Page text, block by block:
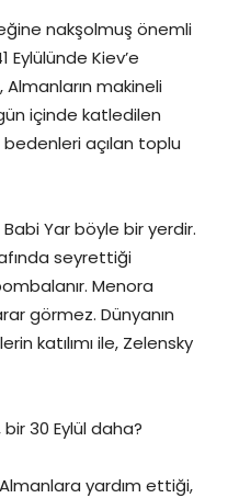
nakşolmuş önemli
Eylülünde Kiev’e
makineli
içinde katledilen
bedenleri açılan toplu
Yar böyle bir yerdir.
seyrettiği
Menora
görmez. Dünyanın
katılımı ile, Zelensky
30 Eylül daha?
yardım ettiği,